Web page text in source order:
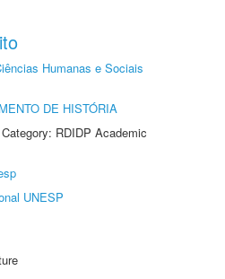
Humanas e Sociais
DE HISTÓRIA
RDIDP Academic
UNESP